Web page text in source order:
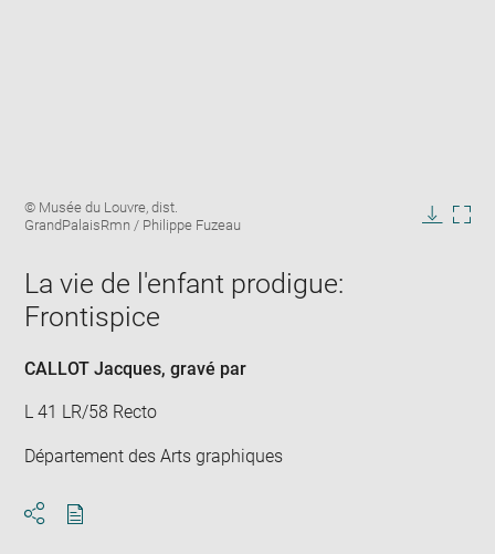
window
Image
caption:
© Musée du Louvre, dist.
GrandPalaisRmn / Philippe Fuzeau
La vie de l'enfant prodigue:
Frontispice
CALLOT Jacques, gravé par
L 41 LR/58 Recto
Département des Arts graphiques